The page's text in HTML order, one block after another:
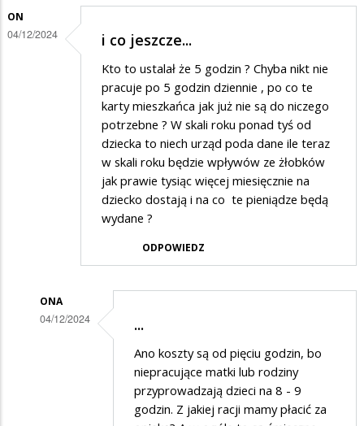
ON
04/12/2024 i co jeszcze...
Kto to ustalał że 5 godzin ? Chyba nikt nie
pracuje po 5 godzin dziennie , po co te
karty mieszkańca jak już nie są do niczego
potrzebne ? W skali roku ponad tyś od
dziecka to niech urząd poda dane ile teraz
w skali roku będzie wpływów ze żłobków
jak prawie tysiąc więcej miesięcznie na
dziecko dostają i na co te pieniądze będą
wydane ?
ODPOWIEDZ
ONA
04/12/2024 ...
Ano koszty są od pięciu godzin, bo
niepracujące matki lub rodziny
przyprowadzają dzieci na 8 - 9
godzin. Z jakiej racji mamy płacić za